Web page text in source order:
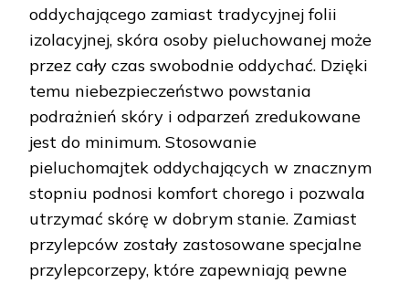
oddychającego zamiast tradycyjnej folii
izolacyjnej, skóra osoby pieluchowanej może
przez cały czas swobodnie oddychać. Dzięki
temu niebezpieczeństwo powstania
podrażnień skóry i odparzeń zredukowane
jest do minimum. Stosowanie
pieluchomajtek oddychających w znacznym
stopniu podnosi komfort chorego i pozwala
utrzymać skórę w dobrym stanie. Zamiast
przylepców zostały zastosowane specjalne
przylepcorzepy, które zapewniają pewne